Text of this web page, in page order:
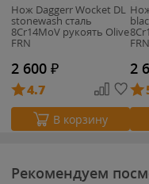
Нож Daggerr Wocket DL
stonewash сталь
8Cr14MoV рукоять Olive
FRN
2 600 ₽
4.7
В корзину
FRN
2
Рекомендуем